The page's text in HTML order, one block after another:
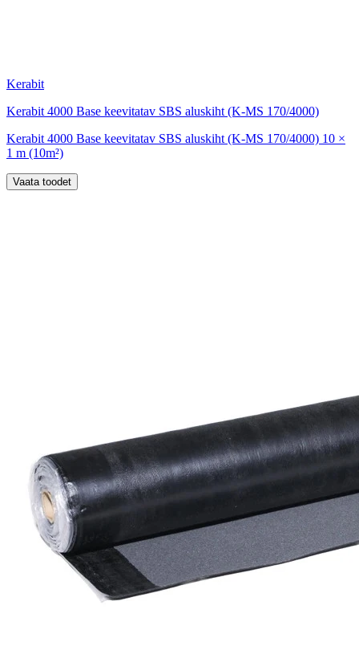
Kerabit
Kerabit 4000 Base keevitatav SBS aluskiht (K-MS 170/4000)
Kerabit 4000 Base keevitatav SBS aluskiht (K-MS 170/4000) 10 ×
1 m (10m²)
Vaata toodet